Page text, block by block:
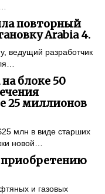
повторный
Arabia 4.
ведущий разработчик
блоке 50
25 миллионов
млн в виде старших
новой…
приобретению
и газовых